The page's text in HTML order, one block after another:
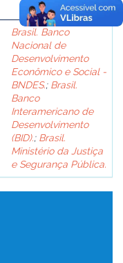
Brasil. Banco
Nacional de
Desenvolvimento
Econômico e Social -
BNDES.; Brasil.
Banco
Interamericano de
Desenvolvimento
(BID).; Brasil.
Ministério da Justiça
e Segurança Pública.